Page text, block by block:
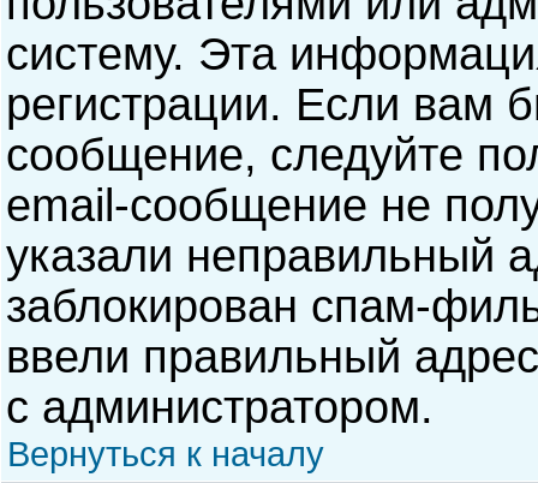
систему. Эта
регистрации. Если вам
сообщение, следуйте
email-сообщение не
указали неправильный
заблокирован спам-
ввели правильный
с администратором.
Вернуться к началу